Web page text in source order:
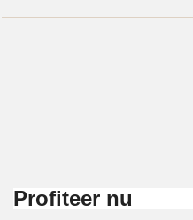
Profiteer nu